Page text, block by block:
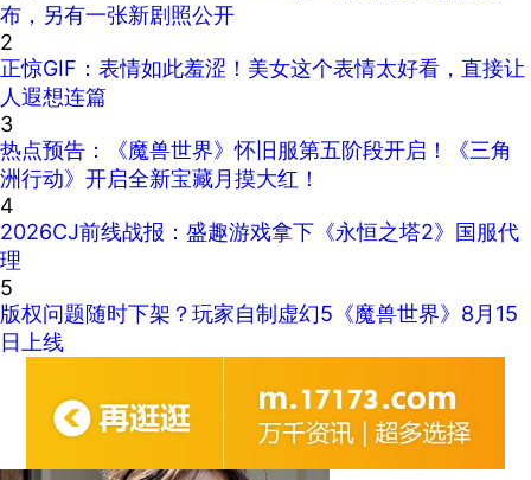
布，另有一张新剧照公开
2
正惊GIF：表情如此羞涩！美女这个表情太好看，直接让
人遐想连篇
3
热点预告：《魔兽世界》怀旧服第五阶段开启！《三角
洲行动》开启全新宝藏月摸大红！
4
2026CJ前线战报：盛趣游戏拿下《永恒之塔2》国服代
理
5
版权问题随时下架？玩家自制虚幻5《魔兽世界》8月15
日上线